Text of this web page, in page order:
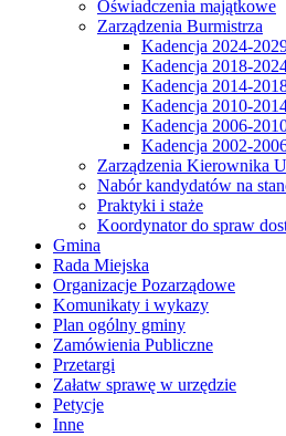
Oświadczenia majątkowe
Zarządzenia Burmistrza
Kadencja 2024-
Kadencja 2018-
Kadencja 2014-
Kadencja 2010-
Kadencja 2006-
Kadencja 2002-
Zarządzenia Kierownika
Nabór kandydatów na
Praktyki i staże
Koordynator do spraw
Gmina
Rada Miejska
Organizacje Pozarządowe
Komunikaty i wykazy
Plan ogólny gminy
Zamówienia Publiczne
Przetargi
Załatw sprawę w urzędzie
Petycje
Inne